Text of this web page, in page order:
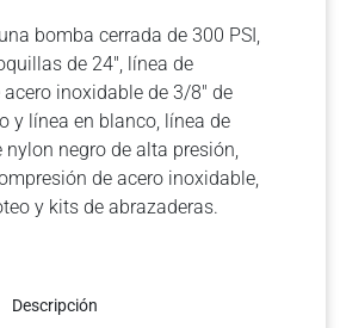
bomba cerrada de 300 PSI,
de 24″, línea de
inoxidable de 3/8″ de
y línea en blanco, línea de
negro de alta presión,
de acero inoxidable,
y kits de abrazaderas.
Descripción